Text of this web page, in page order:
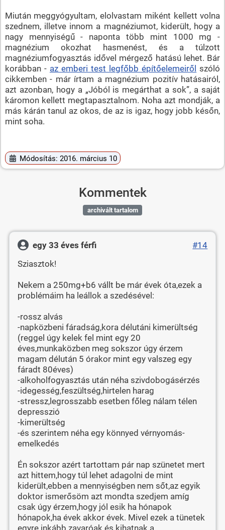
Miután meggyógyultam, elolvastam miként kellett volna
szednem, illetve innom a magnéziumot, kiderült, hogy a
nagy mennyiségű - naponta több mint 1000 mg -
magnézium okozhat hasmenést, és a túlzott
magnéziumfogyasztás idővel mérgező hatású lehet. Bár
korábban - az emberi test legfőbb építőelemeiről szóló
cikkemben - már írtam a magnézium pozitív hatásairól,
azt azonban, hogy a „Jóból is megárthat a sok”, a saját
káromon kellett megtapasztalnom. Noha azt mondják, a
más kárán tanul az okos, de az is igaz, hogy jobb későn,
mint soha.
Módosítás: 2016. március 10
Kommentek
archivált tartalom
egy 33 éves férfi
#14
Sziasztok!
Nekem a 250mg+b6 vállt be már évek óta,ezek a
problémáim ha leállok a szedésével:
-rossz alvás
-napközbeni fáradság,kora délutáni kimerültség
(reggel úgy kelek fel mint egy 20
éves,munkaközben meg sokszor úgy érzem
magam délután 5 órakor mint egy valszeg egy
fáradt 80éves)
-alkoholfogyasztás után néha szivdobogásérzés
-idegesség,feszültség,hirtelen harag
-stressz,legrosszabb esetben főleg nálam télen
depresszió
-kimerültség
-és szerintem néha egy könnyed vérnyomás-
emelkedés
Én sokszor azért tartottam pár nap szünetet mert
azt hittem,hogy túl lehet adagolni de mint
kiderült,ebben a mennyiségben nem sőt,az egyik
doktor ismerősöm azt mondta szedjem amíg
csak úgy érzem,hogy jól esik ha hónapok
hónapok,ha évek akkor évek. Mivel ezek a tünetek
egyre inkább zavaróak és kihatnak a